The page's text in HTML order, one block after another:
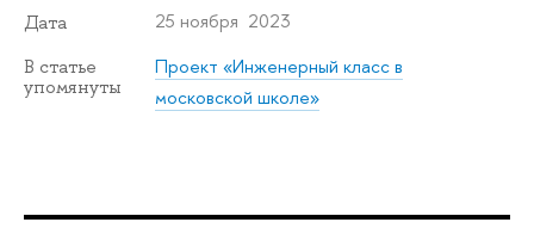
Дата 25 ноября 2023
В статье
упомянуты
Проект «Инженерный класс в
московской школе»